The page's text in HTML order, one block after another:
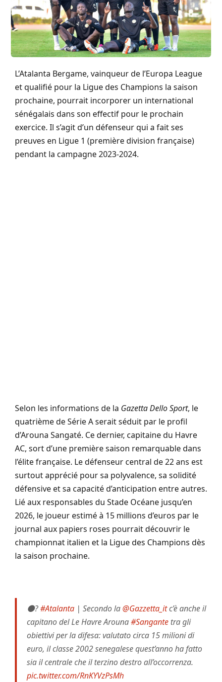
L’Atalanta Bergame, vainqueur de l’Europa League
et qualifié pour la Ligue des Champions la saison
prochaine, pourrait incorporer un international
sénégalais dans son effectif pour le prochain
exercice. Il s’agit d’un défenseur qui a fait ses
preuves en Ligue 1 (première division française)
pendant la campagne 2023-2024.
Selon les informations de la Gazetta Dello Sport, le
quatrième de Série A serait séduit par le profil
d’Arouna Sangaté. Ce dernier, capitaine du Havre
AC, sort d’une première saison remarquable dans
l’élite française. Le défenseur central de 22 ans est
surtout apprécié pour sa polyvalence, sa solidité
défensive et sa capacité d’anticipation entre autres.
Lié aux responsables du Stade Océane jusqu’en
2026, le joueur estimé à 15 millions d’euros par le
journal aux papiers roses pourrait découvrir le
championnat italien et la Ligue des Champions dès
la saison prochaine.
⚫️?#Atalanta | Secondo la@Gazzetta_itc’è anche il
capitano del Le Havre Arouna#Sangante tra gli
obiettivi per la difesa: valutato circa 15 milioni di
euro, il classe 2002 senegalese quest’anno ha fatto
sia il centrale che il terzino destro all’occorrenza.
pic.twitter.com/RnKYVzPsMh